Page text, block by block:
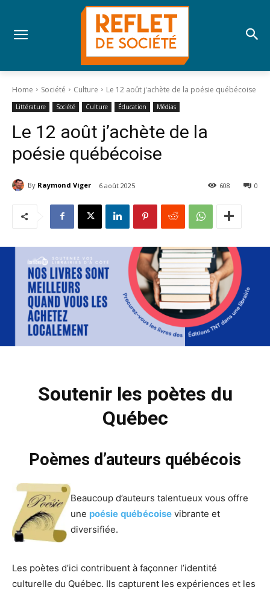
Home Société Culture Le 12 août j'achète de la poésie québécoise
Littérature Société Culture Éducation Médias
Le 12 août j’achète de la
poésie québécoise
By Raymond Viger 6 août 2025 0
608
Soutenir les poètes du
Québec
Poèmes d’auteurs québécois
Beaucoup d’auteurs talentueux vous offre
une poésie québécoisevibrante et
diversifiée.
Les poètes d’ici contribuent à façonner l’identité
culturelle du Québec. Ils capturent les expériences et les